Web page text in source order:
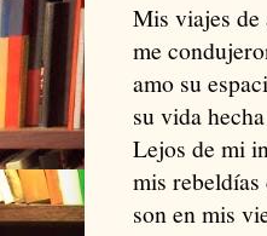
Mis viajes de
me
amo su
su vida
Lejos de mi
mis rebeldías
son en mis